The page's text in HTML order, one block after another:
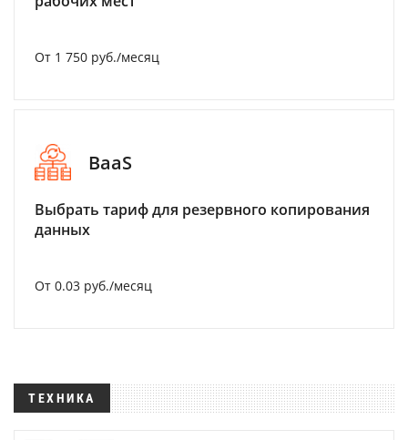
От 1 750 руб./месяц
BaaS
Выбрать тариф для резервного копирования
данных
От 0.03 руб./месяц
ТЕХНИКА